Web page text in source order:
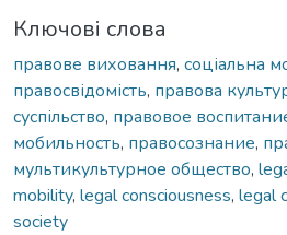
Ключові слова
правове виховання, соціальна
правосвідомість, правова
суспільство, правовое
мобильность, правосознание,
мультикультурное общество,
mobility, legal consciousness, legal
society